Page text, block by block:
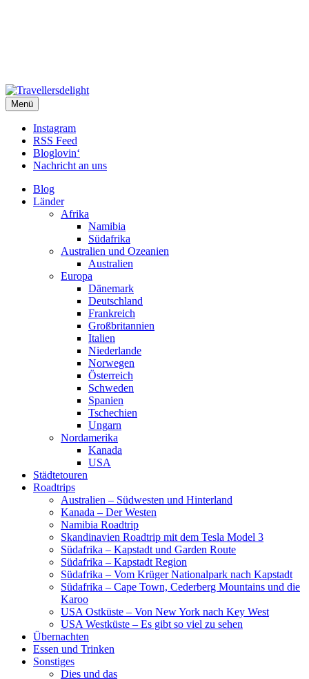
Travellersdelight
TRAVEL – LIVESTYLE – PHOTOGRAPHY
Menü
Instagram
RSS Feed
Bloglovin‘
Nachricht an uns
Blog
Länder
Afrika
Namibia
Südafrika
Australien und Ozeanien
Australien
Europa
Dänemark
Deutschland
Frankreich
Großbritannien
Italien
Niederlande
Norwegen
Österreich
Schweden
Spanien
Tschechien
Ungarn
Nordamerika
Kanada
USA
Städtetouren
Roadtrips
Australien – Südwesten und Hinterland
Kanada – Der Westen
Namibia Roadtrip
Skandinavien Roadtrip mit dem Tesla Model 3
Südafrika – Kapstadt und Garden Route
Südafrika – Kapstadt Region
Südafrika – Vom Krüger Nationalpark nach Kapstadt
Südafrika – Cape Town, Cederberg Mountains und die
Karoo
USA Ostküste – Von New York nach Key West
USA Westküste – Es gibt so viel zu sehen
Übernachten
Essen und Trinken
Sonstiges
Dies und das